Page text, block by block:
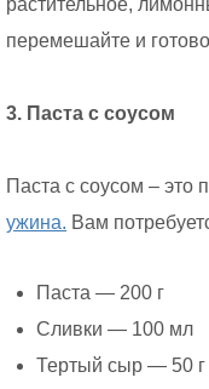
перемешайте и
3. Паста с соусом
Паста с соусом – это
ужина. Вам
Паста — 200 г
Сливки — 100 мл
Тертый сыр — 50 г